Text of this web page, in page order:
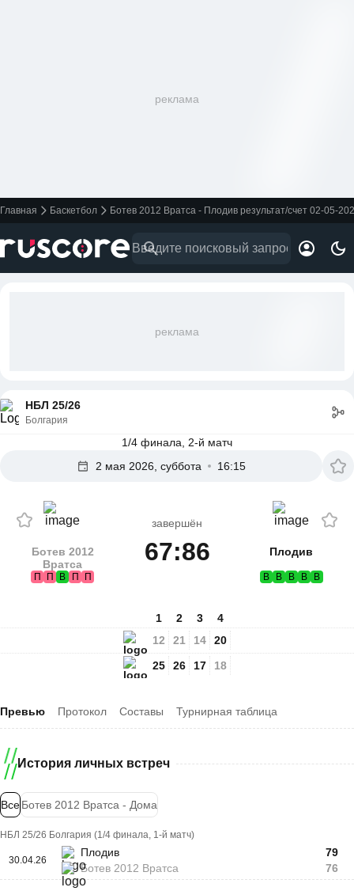
реклама
Главная Баскетбол Ботев 2012 Вратса - Плодив результат/счет 02-05-
реклама
НБЛ 25/26
Болгария
1/4 финала, 2-й матч
2 мая 2026, суббота
16:15
Ботев 2012
Вратса
П П В П П
завершён
67:86 Плодив
В В В В В
1
12
25
2
21
26
3
14
17
4
20
18
Превью Протокол Составы Турнирная таблица
История личных встреч
ВсеБотев 2012 Вратса - Дома
НБЛ 25/26 Болгария (1/4 финала, 1-й матч)
30.04.26
Плодив
Ботев 2012 Вратса
79
76